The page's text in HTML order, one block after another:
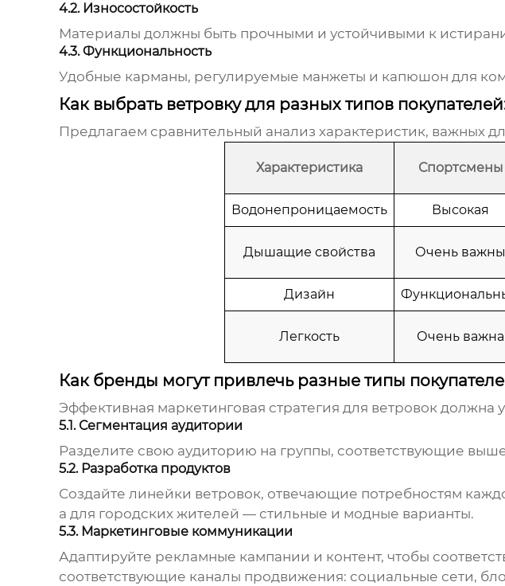
4.2. Износостойкость
Материалы должны быть прочными и устойчивыми к
4.3. Функциональность
Удобные карманы, регулируемые манжеты и капюшон для
Как выбрать ветровку для разных типов
Предлагаем сравнительный анализ характеристик, важных
Характеристика Спортсмены
Водонепроницаемость Высокая
Дышащие свойства Очень важны
Дизайн
Легкость Очень важна
Как бренды могут привлечь разные типы
Эффективная маркетинговая стратегия для ветровокдолжна
5.1. Сегментация аудитории
Разделите свою аудиторию на группы, соответствующие
5.2. Разработка продуктов
Создайте линейки ветровок, отвечающие потребностям
а для городских жителей — стильные и модные варианты.
5.3. Маркетинговые коммуникации
Адаптируйте рекламные кампании и контент, чтобы
соответствующие каналы продвижения: социальные сети,